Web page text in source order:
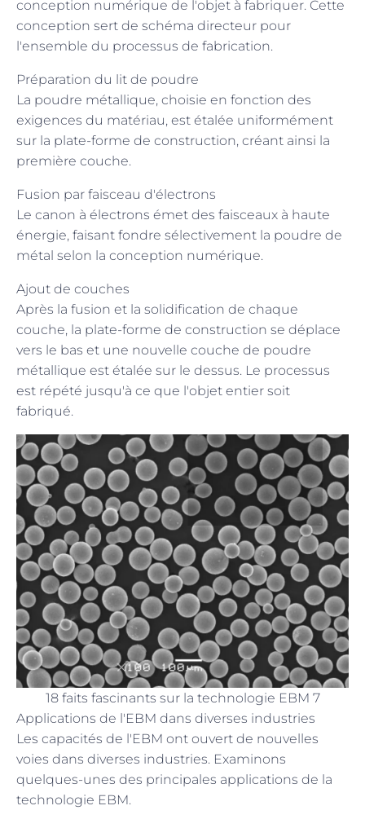
conception numérique de l'objet à fabriquer. Cette
conception sert de schéma directeur pour
l'ensemble du processus de fabrication.
Préparation du lit de poudre
La poudre métallique, choisie en fonction des
exigences du matériau, est étalée uniformément
sur la plate-forme de construction, créant ainsi la
première couche.
Fusion par faisceau d'électrons
Le canon à électrons émet des faisceaux à haute
énergie, faisant fondre sélectivement la poudre de
métal selon la conception numérique.
Ajout de couches
Après la fusion et la solidification de chaque
couche, la plate-forme de construction se déplace
vers le bas et une nouvelle couche de poudre
métallique est étalée sur le dessus. Le processus
est répété jusqu'à ce que l'objet entier soit
fabriqué.
18 faits fascinants sur la technologie EBM 7
Applications de l'EBM dans diverses industries
Les capacités de l'EBM ont ouvert de nouvelles
voies dans diverses industries. Examinons
quelques-unes des principales applications de la
technologie EBM.